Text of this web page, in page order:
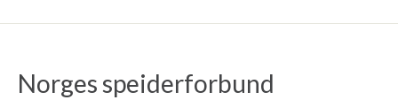
Norges speiderforbund